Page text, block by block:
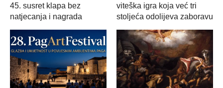
45. susret klapa bez
natjecanja i nagrada
viteška igra koja već tri
stoljeća odolijeva zaboravu